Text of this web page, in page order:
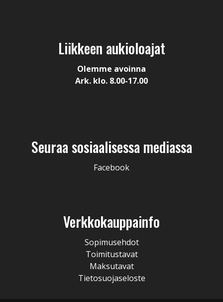
Liikkeen aukioloajat
Olemme avoinna
Ark. klo. 8.00-17.00
Seuraa sosiaalisessa mediassa
Facebook
Verkkokauppainfo
Sopimusehdot
Toimitustavat
Maksutavat
Tietosuojaseloste